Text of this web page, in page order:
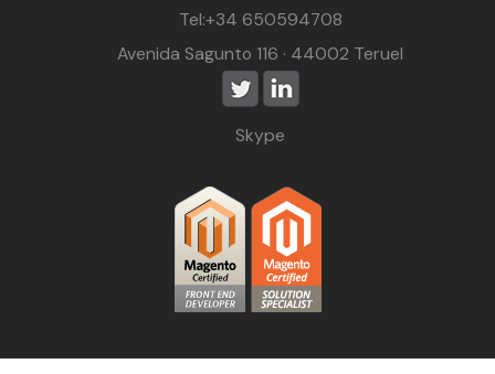
Tel:+34 650594708
Avenida Sagunto 116 · 44002 Teruel
Skype